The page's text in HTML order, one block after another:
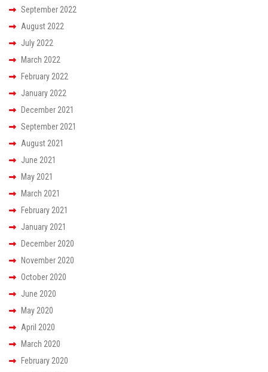
September 2022
August 2022
July 2022
March 2022
February 2022
January 2022
December 2021
September 2021
August 2021
June 2021
May 2021
March 2021
February 2021
January 2021
December 2020
November 2020
October 2020
June 2020
May 2020
April 2020
March 2020
February 2020